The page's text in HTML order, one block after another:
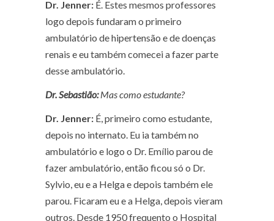
Dr. Jenner: É. Estes mesmos professores
logo depois fundaram o primeiro
ambulatório de hipertensão e de doenças
renais e eu também comecei a fazer parte
desse ambulatório.
Dr. Sebastião:Mas como estudante?
Dr. Jenner: É, primeiro como estudante,
depois no internato. Eu ia também no
ambulatório e logo o Dr. Emílio parou de
fazer ambulatório, então ficou só o Dr.
Sylvio, eu e a Helga e depois também ele
parou. Ficaram eu e a Helga, depois vieram
outros. Desde 1950 frequento o Hospital